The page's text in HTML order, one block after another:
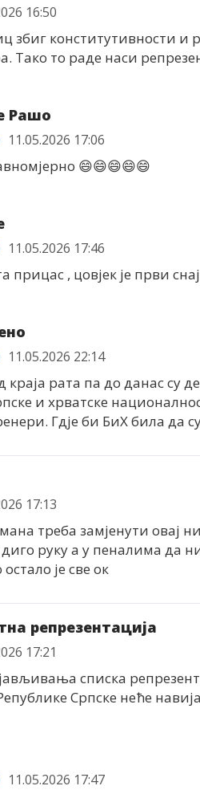
16:50
збиг конститутивности и
Тако то раде наси
Рашо
11.05.2026 17:06
😄😄😄😄😄
11.05.2026 17:46
прицас , цовјек је први
11.05.2026 22:14
краја рата па до данас су
и хрватске
Гдје би БиХ била да
17:13
треба замјенути овај
диго руку а у пеналима да
је све ок
репрезентација
17:21
списка
Српске неће
11.05.2026 17:47